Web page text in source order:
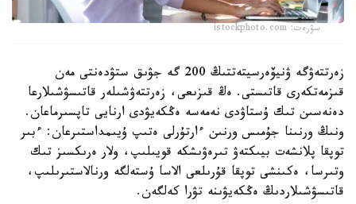
سۋرەت: istockphoto.com
زەرتتەۋگە ۋنيۆەرسيتەتتىڭ 200 گە جۋىق ستۋدەنتى مەن
قىزمەتكەرى قاتىستى. ەڭ قىزىعى، زەرتتەۋشىلەر قاتىسۋشىلارعا
دەنەسىن تىك ۇستاۋدى نەمەسە ەڭكەيۋدى ارنايى تاپسىرماعان.
ونىڭ ورنىنا جۇمىس ورنىن ءارتۇرلى ەتىپ ۇيىمداستىرعان: ءبىر
توپقا پلانشەت بيىكتەۋ تىرەۋىشكە قويىلىپ، ولار ەرىكسىز تىك
وتىرسا، ەكىنشى توپقا قۇرىلعى الاسا ۇستەلگە ورنالاستىرىلىپ،
قاتىسۋشىلاردىڭ ەڭكەيۋىنە تۋرا كەلگەن.